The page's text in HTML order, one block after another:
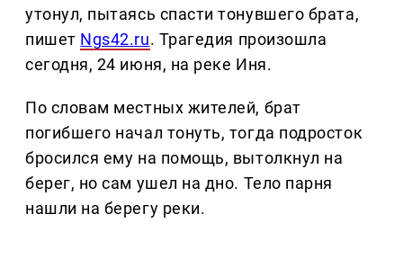
утонул, пытаясь спасти тонувшего брата,
пишет Ngs42.ru. Трагедия произошла
сегодня, 24 июня, на реке Иня.
По словам местных жителей, брат
погибшего начал тонуть, тогда подросток
бросился ему на помощь, вытолкнул на
берег, но сам ушел на дно. Тело парня
нашли на берегу реки.